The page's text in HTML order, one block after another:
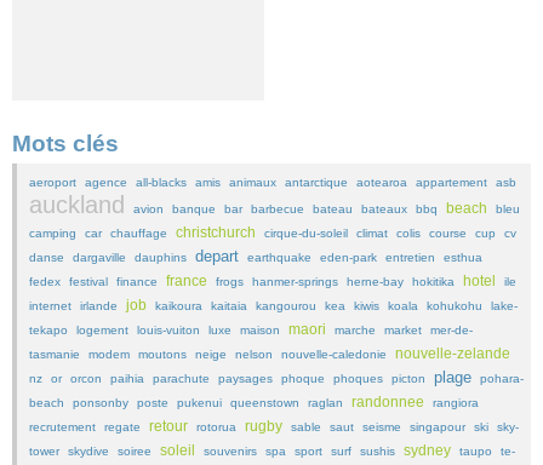
Mots clés
aeroport agence all-blacks amis animaux antarctique aotearoa appartement asb
auckland avion banque bar barbecue bateau bateaux bbq beach
bleu
camping
car chauffage christchurch cirque-du-soleil climat colis course cup
cv
danse
dargaville dauphins depart earthquake eden-park entretien
esthua
fedex
festival finance france frogs hanmer-springs herne-bay hokitika hotel
ile
internet
irlande job kaikoura kaitaia kangourou kea kiwis koala kohukohu
lake-
tekapo
logement louis-vuiton luxe maison maori marche market
mer-de-
tasmanie
modem moutons neige nelson nouvelle-caledonie nouvelle-zelande
nz or orcon paihia parachute paysages phoque phoques picton plage
pohara-
beach
ponsonby poste pukenui queenstown raglan randonnee
rangiora
recrutement
regate retour rotorua rugby sable saut seisme singapour ski
sky-
tower
skydive soiree soleil souvenirs spa sport surf sushis sydney taupo
te-